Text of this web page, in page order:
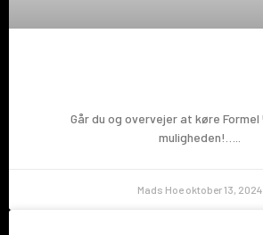
Går du og overvejer at køre Formel
muligheden!…..
Mads Hoe oktober 13, 2024